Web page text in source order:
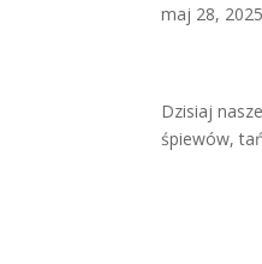
maj 28, 2025
Dzisiaj
śpiewów,